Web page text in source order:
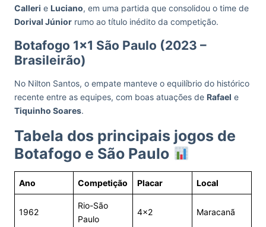
Calleri e Luciano, em uma partida que consolidou o time de
Dorival Júnior rumo ao título inédito da competição.
Botafogo 1×1 São Paulo (2023 –
Brasileirão)
No Nilton Santos, o empate manteve o equilíbrio do histórico
recente entre as equipes, com boas atuações de Rafael e
Tiquinho Soares.
Tabela dos principais jogos de
Botafogo e São Paulo
Ano Competição Placar Local
1962
Rio-São
Paulo
4×2 Maracanã